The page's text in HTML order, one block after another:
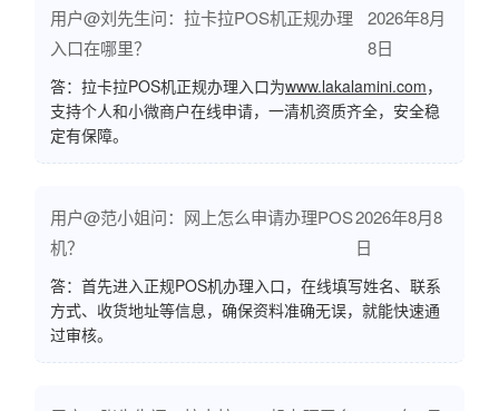
用户@刘先生问：拉卡拉POS机正规办理
入口在哪里？
2026年8月
8日
答：拉卡拉POS机正规办理入口为www.lakalamini.com，
支持个人和小微商户在线申请，一清机资质齐全，安全稳
定有保障。
用户@范小姐问：网上怎么申请办理POS
机？
2026年8月8
日
答：首先进入正规POS机办理入口，在线填写姓名、联系
方式、收货地址等信息，确保资料准确无误，就能快速通
过审核。